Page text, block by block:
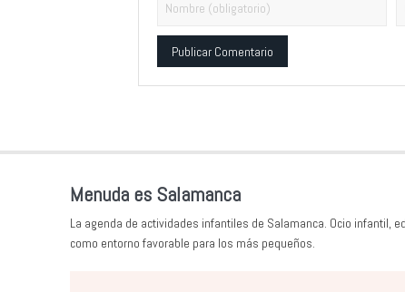
Menuda es Salamanca
La agenda de actividades infantiles de Salamanca. Ocio infantil,
como entorno favorable para los más pequeños.